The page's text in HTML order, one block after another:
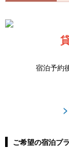
宿泊予約
ご希望の宿泊プ